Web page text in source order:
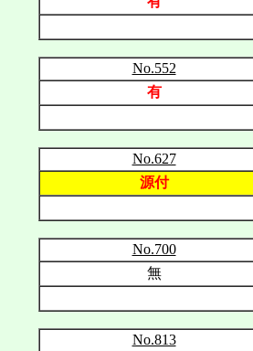
No.552
有
No.627
源付
No.700
無
No.813